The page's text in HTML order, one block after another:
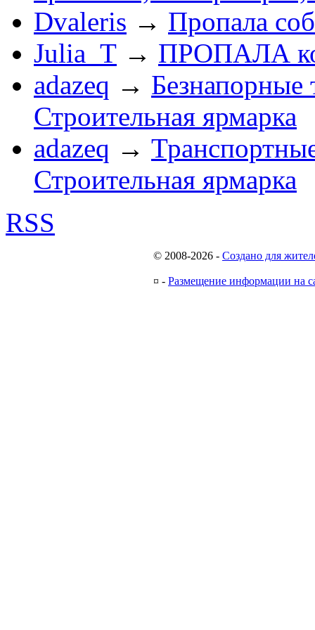
Dvaleris → Пропала
Julia_T → ПРОПАЛА
adazeq → Безнапорные
Строительная ярмарка
adazeq →
Строительная ярмарка
RSS
© 2008-2026 - Создано для
¤ - Размещение информации на